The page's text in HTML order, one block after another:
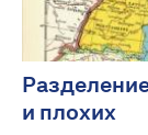
и плохих